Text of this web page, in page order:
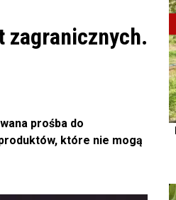
zagranicznych.
prośba do
które nie mogą